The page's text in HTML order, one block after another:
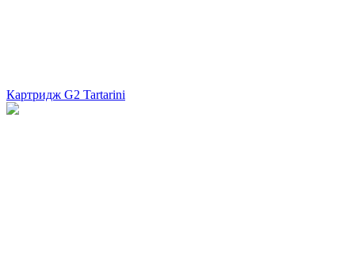
Картридж G2 Tartarini